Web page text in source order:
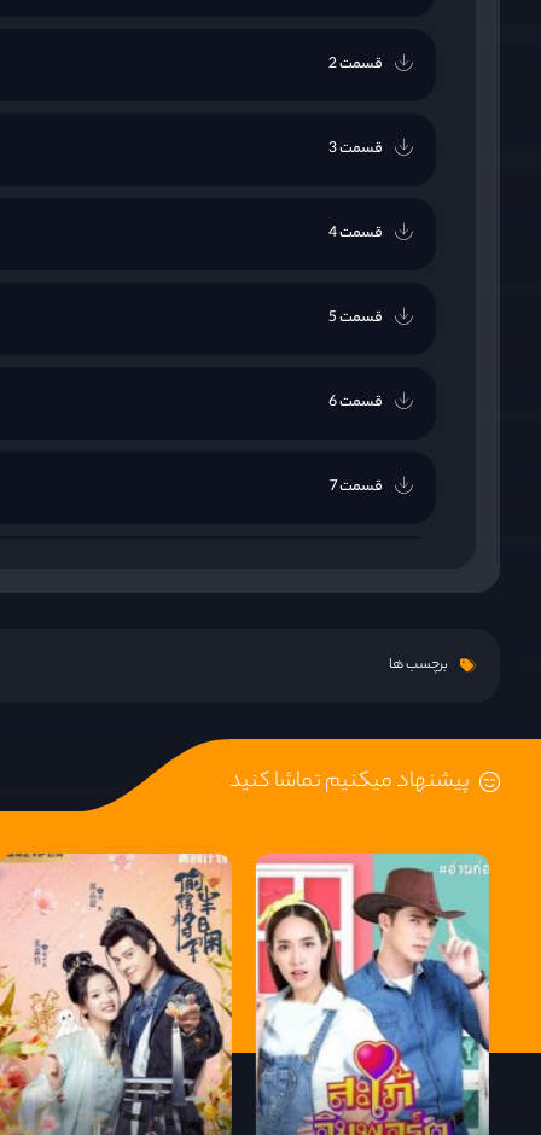
قسمت 2
قسمت 3
قسمت 4
قسمت 5
قسمت 6
قسمت 7
قسمت 10
قسمت 12
قسمت 13
قسمت 14
برچسب ها
پیشنهاد میکنیم تماشا کنید